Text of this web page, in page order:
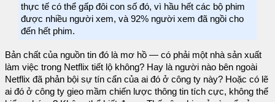
thực tế có thể gấp đôi con số đó, vì hầu hết các bộ phim
được nhiều người xem, và 92% người xem đã ngồi cho
đến hết phim.
Bản chất của nguồn tin đó là mơ hồ — có phải một nhà sản xuất
làm việc trong Netflix tiết lộ không? Hay là người nào bên ngoài
Netflix đã phản bội sự tín cẩn của ai đó ở công ty này? Hoặc có lẽ
ai đó ở công ty gieo mầm chiến lược thông tin tích cực, không thể